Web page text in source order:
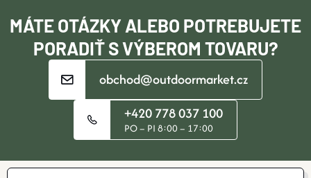
MÁTE OTÁZKY ALEBO POTREBUJETE
PORADIŤ S VÝBEROM TOVARU?
obchod@outdoormarket.cz
+420 778 037 100
PO – PI 8:00 – 17:00